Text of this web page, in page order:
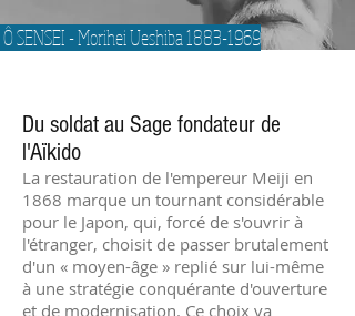
Ô SENSEI - Morihei Ueshiba1883-1969
Du soldat au Sage fondateur de
l'Aïkido
La restauration de l'empereur Meiji en
1868 marque un tournant considérable
pour le Japon, qui, forcé de s'ouvrir à
l'étranger, choisit de passer brutalement
d'un « moyen-âge » replié sur lui-même
à une stratégie conquérante d'ouverture
et de modernisation. Ce choix va